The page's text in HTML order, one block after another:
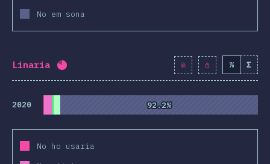
No em sona
Linaria Percentatge completat: 80.7 % ( 9277
% Σ
2020 92.2%
92.2%
No ho usaria